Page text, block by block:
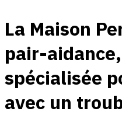
La Maison
pair-
spécialisée
avec un